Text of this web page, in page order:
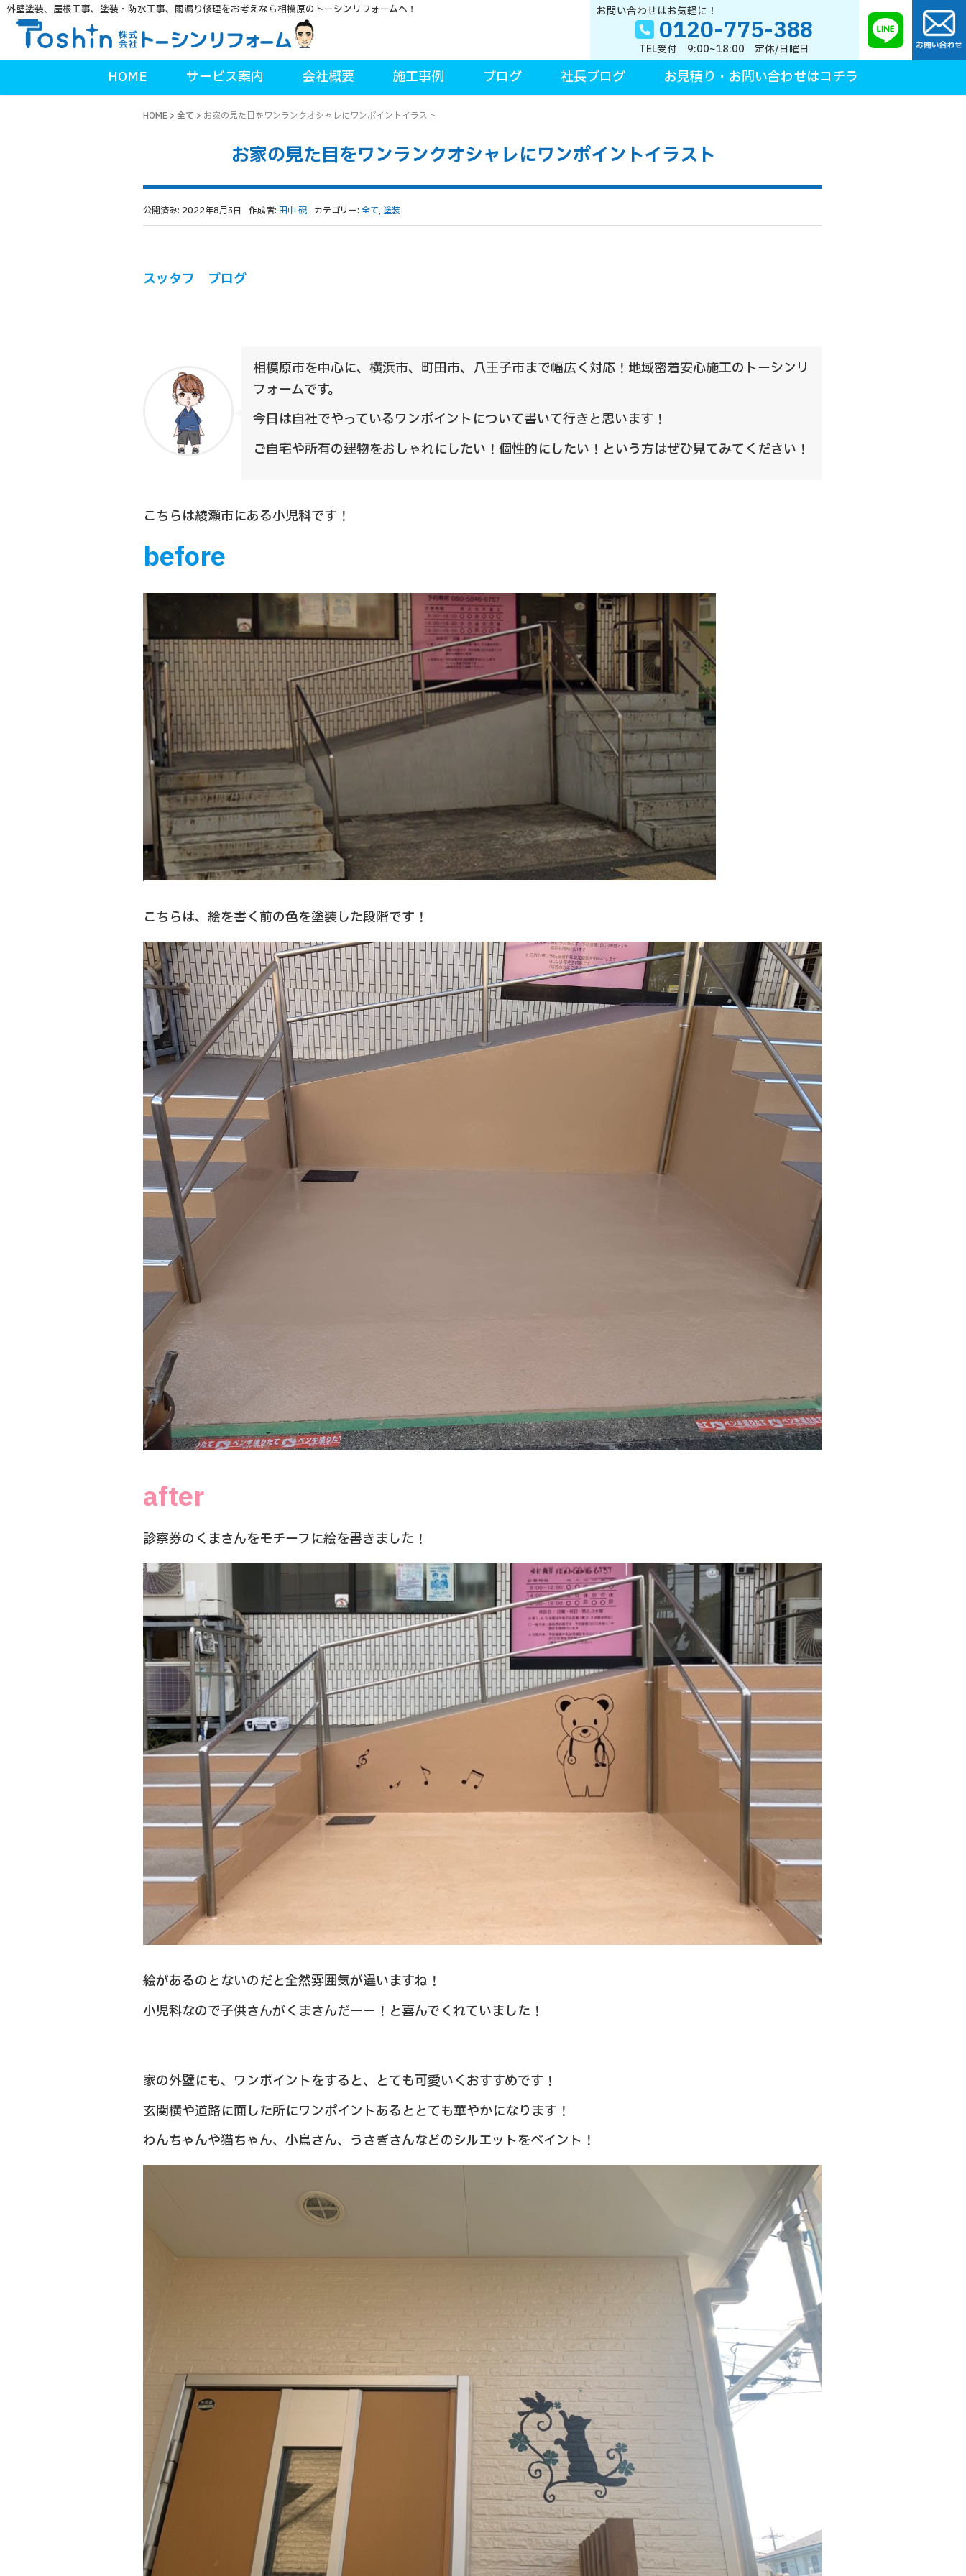
外壁塗装、屋根工事、塗装・防水工事、雨漏り修理をお考えなら相模原のトーシンリフォームへ！ お問い合わせはお気軽に！
0120-775-388
TEL受付 9:00~18:00 定休/日曜日
HOME サービス案内 会社概要 施工事例 ブログ 社長ブログ お見積り・お問い合わせはコチラ
HOME >全て > お家の見た目をワンランクオシャレにワンポイントイラスト
お家の見た目をワンランクオシャレにワンポイントイラスト
公開済み: 2022年8月5日 作成者: 田中 硯 カテゴリー:全て, 塗装
スッタフ ブログ
相模原市を中心に、横浜市、町田市、八王子市まで幅広く対応！地域密着安心施工のトーシンリ
フォームです。
今日は自社でやっているワンポイントについて書いて行きと思います！
ご自宅や所有の建物をおしゃれにしたい！個性的にしたい！という方はぜひ見てみてください！
こちらは綾瀬市にある小児科です！
before
こちらは、絵を書く前の色を塗装した段階です！
after
診察券のくまさんをモチーフに絵を書きました！
絵があるのとないのだと全然雰囲気が違いますね！
小児科なので子供さんがくまさんだー－！と喜んでくれていました！
家の外壁にも、ワンポイントをすると、とても可愛いくおすすめです！
玄関横や道路に面した所にワンポイントあるととても華やかになります！
わんちゃんや猫ちゃん、小鳥さん、うさぎさんなどのシルエットをペイント！